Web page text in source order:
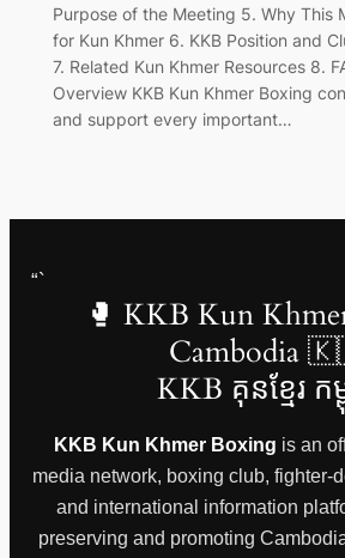
Purpose of the Meeting 5. Why This
for Kun Khmer 6. KKB Position and
7. Related Kun Khmer Resources 8.
Overview KKB Kun Khmer Boxing
and support every important…
“`
🥊 KKB Kun
Cambodia
KKB គុនខ្មែរ កម្
KKB Kun Khmer Boxing is an
media network, boxing club, fighter-
and international information
preserving and promoting